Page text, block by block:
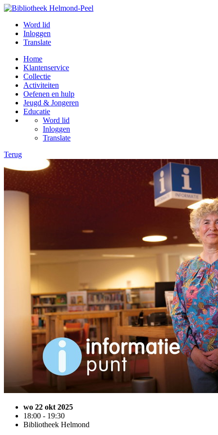
Word lid
Inloggen
Translate
Home
Klantenservice
Collectie
Activiteiten
Oefenen en hulp
Jeugd & Jongeren
Educatie
Word lid
Inloggen
Translate
Terug
wo 22 okt 2025
18:00 - 19:30
Bibliotheek Helmond